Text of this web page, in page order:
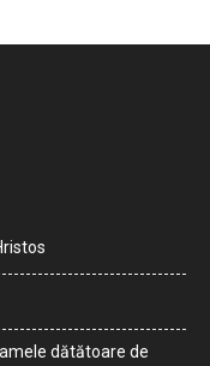
dătătoare de